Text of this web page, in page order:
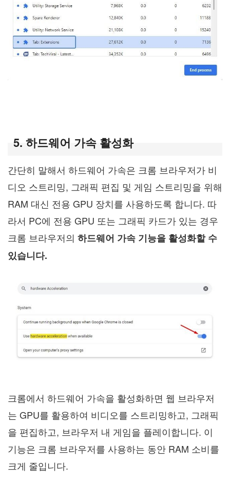
5. 하드웨어 가속 활성화
간단히 말해서 하드웨어 가속은 크롬 브라우저가 비
디오 스트리밍, 그래픽 편집 및 게임 스트리밍을 위해
RAM 대신 전용 GPU 장치를 사용하도록 합니다. 따
라서 PC에 전용 GPU 또는 그래픽 카드가 있는 경우
크롬 브라우저의 하드웨어 가속 기능을 활성화할 수
있습니다.
크롬에서 하드웨어 가속을 활성화하면 웹 브라우저
는 GPU를 활용하여 비디오를 스트리밍하고, 그래픽
을 편집하고, 브라우저 내 게임을 플레이합니다. 이
기능은 크롬 브라우저를 사용하는 동안 RAM 소비를
크게 줄입니다.